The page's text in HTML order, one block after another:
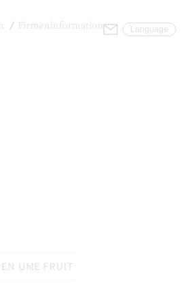
Firmeninformation Anfragen
Language
UME FRUIT